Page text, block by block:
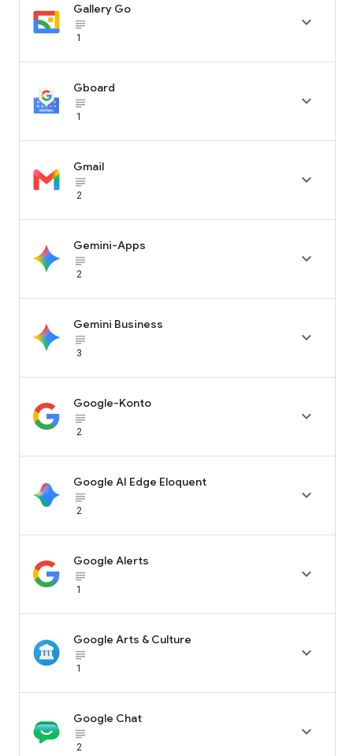
Gallery Go
subject_black
1

Gboard
subject_black
1

Gmail
subject_black
2

Gemini-Apps
subject_black
2

Gemini Business
subject_black
3

Google-Konto
subject_black
2

Google AI Edge Eloquent
subject_black
2

Google Alerts
subject_black
1

Google Arts & Culture
subject_black
1

Google Chat
subject_black
2
